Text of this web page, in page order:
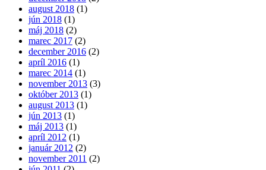
august 2018 (1)
jún 2018 (1)
máj 2018 (2)
marec 2017 (2)
december 2016 (2)
apríl 2016 (1)
marec 2014 (1)
november 2013 (3)
október 2013 (1)
august 2013 (1)
jún 2013 (1)
máj 2013 (1)
apríl 2012 (1)
január 2012 (2)
november 2011 (2)